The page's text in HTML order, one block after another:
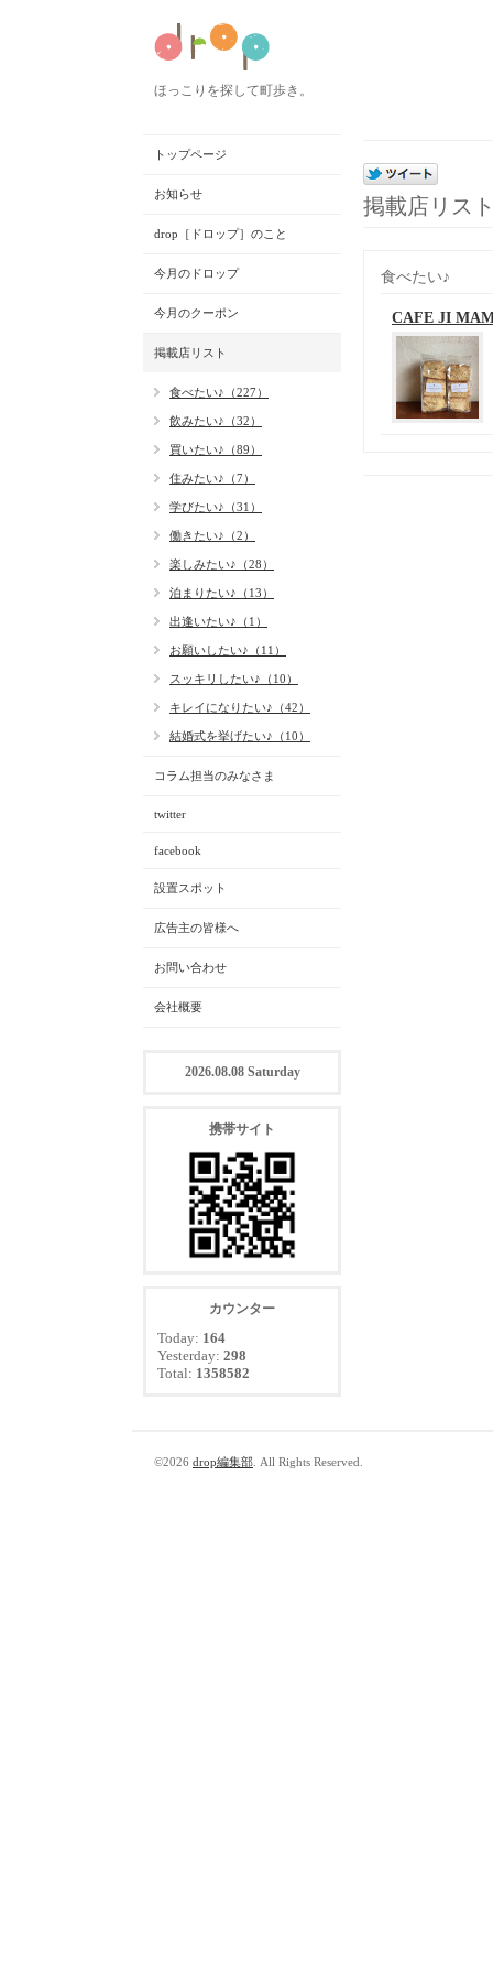
ほっこりを探して町歩き。
掲載店リス
食べたい♪
CAFE JI
トップページ
お知らせ
drop［ドロップ］のこと
今月のドロップ
今月のクーポン
掲載店リスト
食べたい♪（227）
飲みたい♪（32）
買いたい♪（89）
住みたい♪（7）
学びたい♪（31）
働きたい♪（2）
楽しみたい♪（28）
泊まりたい♪（13）
出逢いたい♪（1）
お願いしたい♪（11）
スッキリしたい♪（10）
キレイになりたい♪（42）
結婚式を挙げたい♪（10）
コラム担当のみなさま
twitter
facebook
設置スポット
広告主の皆様へ
お問い合わせ
会社概要
2026.08.08 Saturday
携帯サイト
カウンター
Today: 164
Yesterday: 298
Total: 1358582
©2026 drop編集部 . All Rights Reserved.